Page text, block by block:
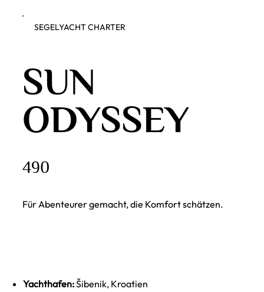
Odyssey 490
SEGELYACHT CHARTER
SUN
ODYSSEY
490
Für Abenteurer gemacht, die Komfort schätzen.
Yachthafen:Šibenik, Kroatien